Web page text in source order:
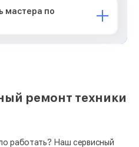
мастера по
ремонт техники
работать? Наш сервисный